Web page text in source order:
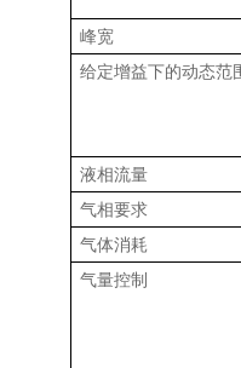
峰宽
给定增益下的动态范
液相流量
气相要求
气体消耗
气量控制